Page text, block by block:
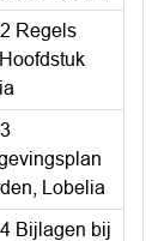
Regels
Lobelia
Bijlagen bij